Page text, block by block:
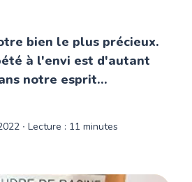
bien le plus précieux.
à l'envi est d'autant
notre esprit...
∙ Lecture : 11 minutes